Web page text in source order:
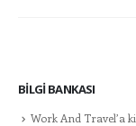
BILGI BANKASI
Work And Travel’a